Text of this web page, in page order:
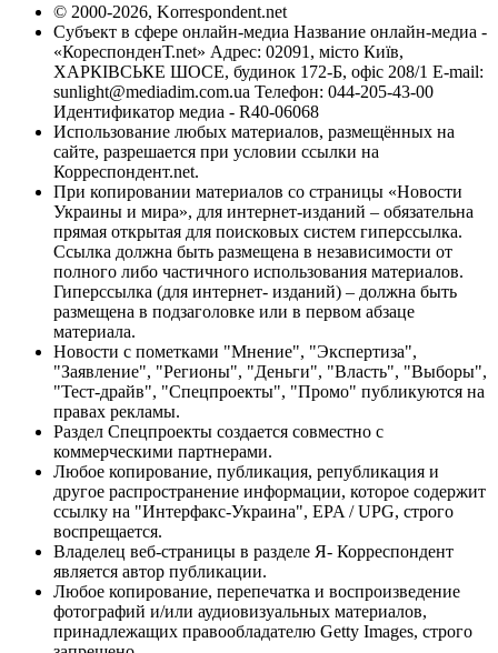
© 2000-2026, Korrespondent.net
Субъект в сфере онлайн-медиа Название онлайн-медиа -
«КореспонденТ.net» Адрес: 02091, місто Київ,
ХАРКІВСЬКЕ ШОСЕ, будинок 172-Б, офіс 208/1 E-mail:
sunlight@mediadim.com.ua Телефон: 044-205-43-00
Идентификатор медиа - R40-06068
Использование любых материалов, размещённых на
сайте, разрешается при условии ссылки на
Корреспондент.net.
При копировании материалов со страницы «Новости
Украины и мира», для интернет-изданий – обязательна
прямая открытая для поисковых систем гиперссылка.
Ссылка должна быть размещена в независимости от
полного либо частичного использования материалов.
Гиперссылка (для интернет- изданий) – должна быть
размещена в подзаголовке или в первом абзаце
материала.
Новости с пометками "Мнение", "Экспертиза",
"Заявление", "Регионы", "Деньги", "Власть", "Выборы",
"Тест-драйв", "Спецпроекты", "Промо" публикуются на
правах рекламы.
Раздел Спецпроекты создается совместно с
коммерческими партнерами.
Любое копирование, публикация, републикация и
другое распространение информации, которое содержит
ссылку на "Интерфакс-Украина", EPA / UPG, строго
воспрещается.
Владелец веб-страницы в разделе Я- Корреспондент
является автор публикации.
Любое копирование, перепечатка и воспроизведение
фотографий и/или аудиовизуальных материалов,
принадлежащих правообладателю Getty Images, строго